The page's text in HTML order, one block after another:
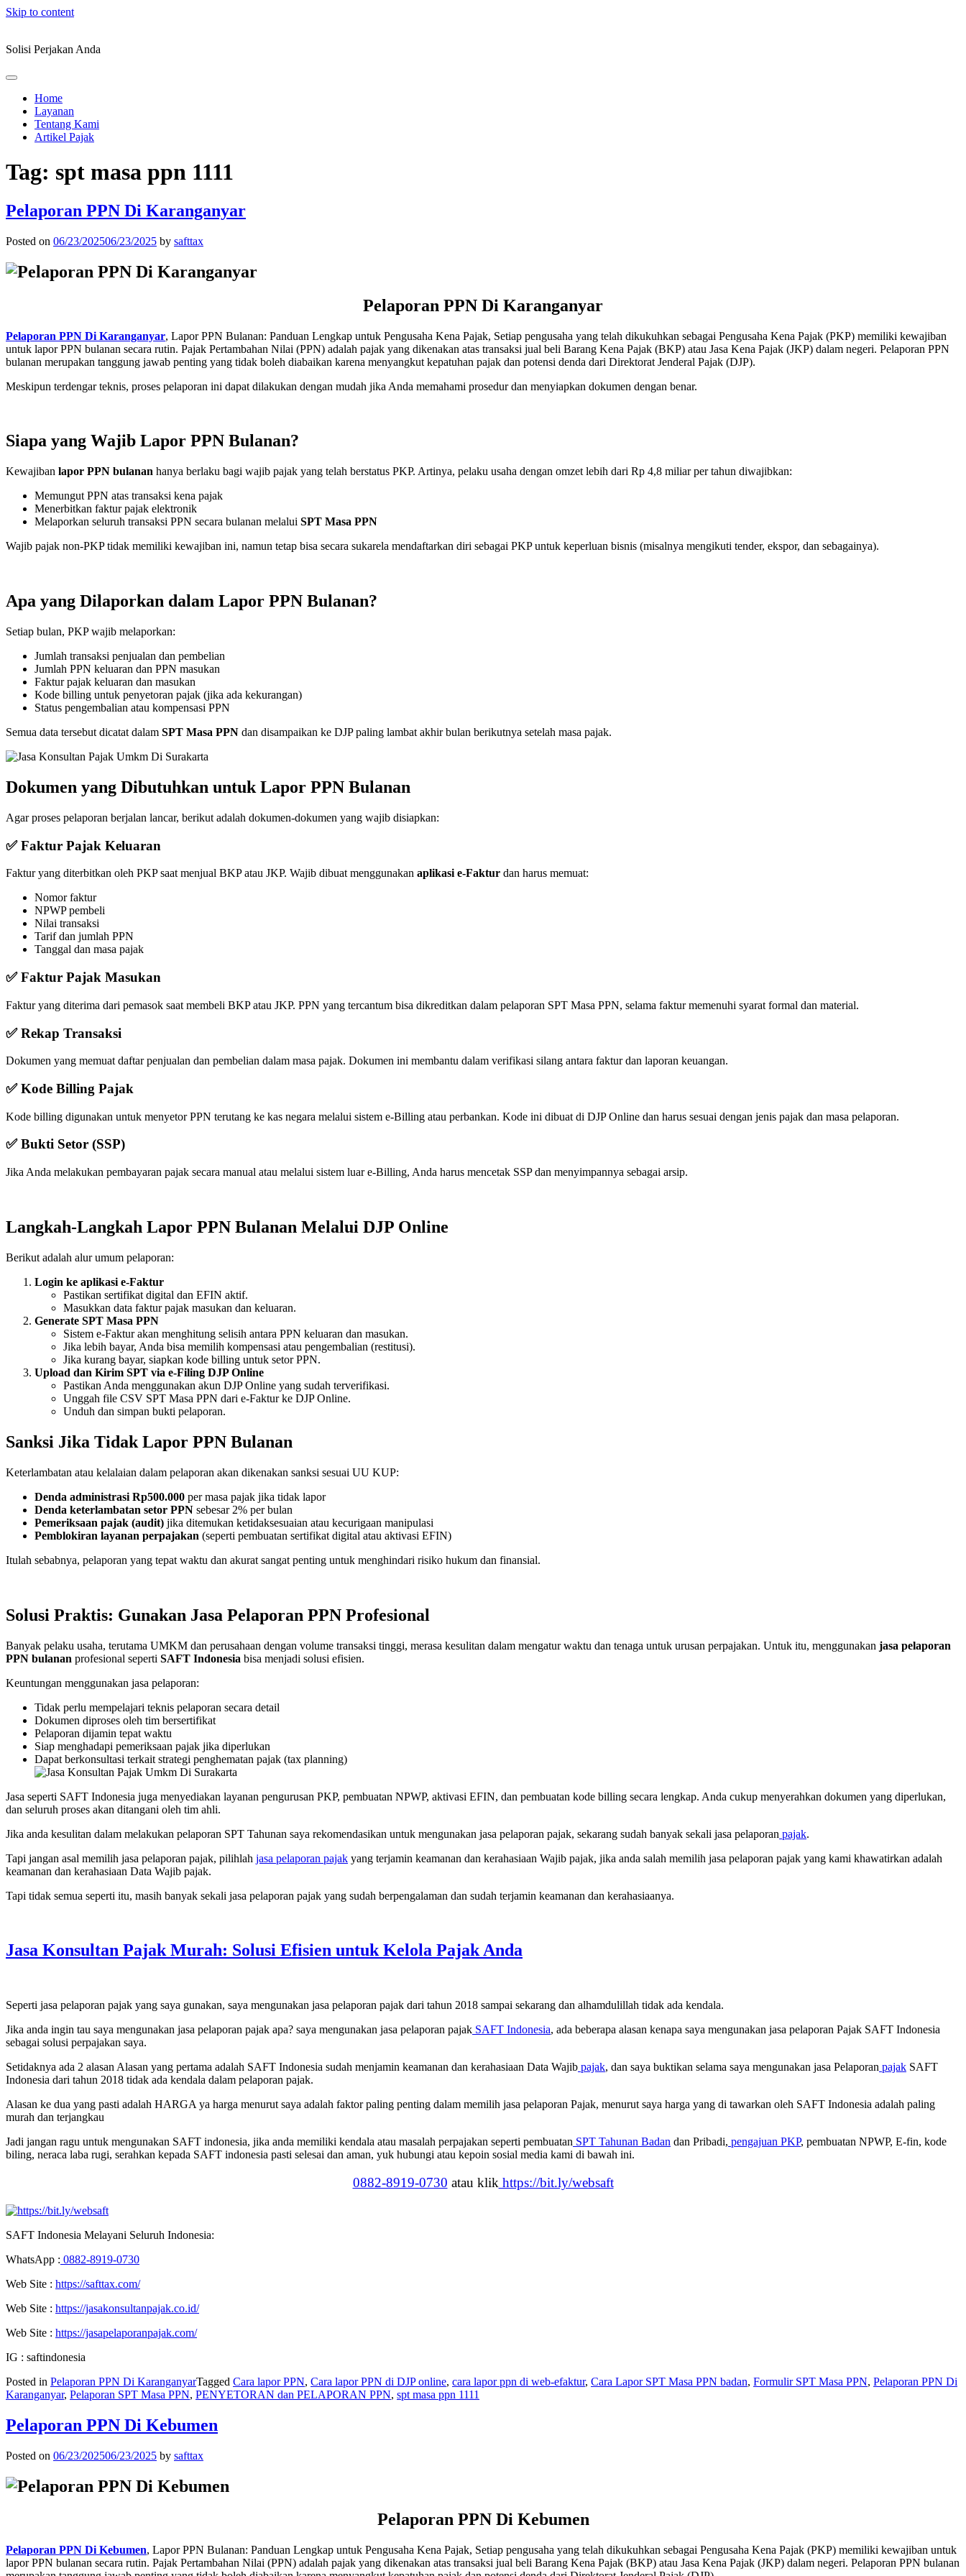
Skip to content
Solisi Perjakan Anda
Home
Layanan
Tentang Kami
Artikel Pajak
Tag: spt masa ppn 1111
Pelaporan PPN Di Karanganyar
Posted on 06/23/202506/23/2025 by safttax
Pelaporan PPN Di Karanganyar
Pelaporan PPN Di Karanganyar, Lapor PPN Bulanan: Panduan Lengkap untuk Pengusaha Kena Pajak, Setiap pengusaha yang telah dikukuhkan sebagai Pengusaha Kena Pajak (PKP) memiliki kewajiban
untuk lapor PPN bulanan secara rutin. Pajak Pertambahan Nilai (PPN) adalah pajak yang dikenakan atas transaksi jual beli Barang Kena Pajak (BKP) atau Jasa Kena Pajak (JKP) dalam negeri. Pelaporan PPN
bulanan merupakan tanggung jawab penting yang tidak boleh diabaikan karena menyangkut kepatuhan pajak dan potensi denda dari Direktorat Jenderal Pajak (DJP).
Meskipun terdengar teknis, proses pelaporan ini dapat dilakukan dengan mudah jika Anda memahami prosedur dan menyiapkan dokumen dengan benar.
Siapa yang Wajib Lapor PPN Bulanan?
Kewajiban lapor PPN bulanan hanya berlaku bagi wajib pajak yang telah berstatus PKP. Artinya, pelaku usaha dengan omzet lebih dari Rp 4,8 miliar per tahun diwajibkan:
Memungut PPN atas transaksi kena pajak
Menerbitkan faktur pajak elektronik
Melaporkan seluruh transaksi PPN secara bulanan melalui SPT Masa PPN
Wajib pajak non-PKP tidak memiliki kewajiban ini, namun tetap bisa secara sukarela mendaftarkan diri sebagai PKP untuk keperluan bisnis (misalnya mengikuti tender, ekspor, dan sebagainya).
Apa yang Dilaporkan dalam Lapor PPN Bulanan?
Setiap bulan, PKP wajib melaporkan:
Jumlah transaksi penjualan dan pembelian
Jumlah PPN keluaran dan PPN masukan
Faktur pajak keluaran dan masukan
Kode billing untuk penyetoran pajak (jika ada kekurangan)
Status pengembalian atau kompensasi PPN
Semua data tersebut dicatat dalam SPT Masa PPN dan disampaikan ke DJP paling lambat akhir bulan berikutnya setelah masa pajak.
Dokumen yang Dibutuhkan untuk Lapor PPN Bulanan
Agar proses pelaporan berjalan lancar, berikut adalah dokumen-dokumen yang wajib disiapkan:
✅ Faktur Pajak Keluaran
Faktur yang diterbitkan oleh PKP saat menjual BKP atau JKP. Wajib dibuat menggunakan aplikasi e-Faktur dan harus memuat:
Nomor faktur
NPWP pembeli
Nilai transaksi
Tarif dan jumlah PPN
Tanggal dan masa pajak
✅ Faktur Pajak Masukan
Faktur yang diterima dari pemasok saat membeli BKP atau JKP. PPN yang tercantum bisa dikreditkan dalam pelaporan SPT Masa PPN, selama faktur memenuhi syarat formal dan material.
✅ Rekap Transaksi
Dokumen yang memuat daftar penjualan dan pembelian dalam masa pajak. Dokumen ini membantu dalam verifikasi silang antara faktur dan laporan keuangan.
✅ Kode Billing Pajak
Kode billing digunakan untuk menyetor PPN terutang ke kas negara melalui sistem e-Billing atau perbankan. Kode ini dibuat di DJP Online dan harus sesuai dengan jenis pajak dan masa pelaporan.
✅ Bukti Setor (SSP)
Jika Anda melakukan pembayaran pajak secara manual atau melalui sistem luar e-Billing, Anda harus mencetak SSP dan menyimpannya sebagai arsip.
Langkah-Langkah Lapor PPN Bulanan Melalui DJP Online
Berikut adalah alur umum pelaporan:
Login ke aplikasi e-Faktur
Pastikan sertifikat digital dan EFIN aktif.
Masukkan data faktur pajak masukan dan keluaran.
Generate SPT Masa PPN
Sistem e-Faktur akan menghitung selisih antara PPN keluaran dan masukan.
Jika lebih bayar, Anda bisa memilih kompensasi atau pengembalian (restitusi).
Jika kurang bayar, siapkan kode billing untuk setor PPN.
Upload dan Kirim SPT via e-Filing DJP Online
Pastikan Anda menggunakan akun DJP Online yang sudah terverifikasi.
Unggah file CSV SPT Masa PPN dari e-Faktur ke DJP Online.
Unduh dan simpan bukti pelaporan.
Sanksi Jika Tidak Lapor PPN Bulanan
Keterlambatan atau kelalaian dalam pelaporan akan dikenakan sanksi sesuai UU KUP:
Denda administrasi Rp500.000 per masa pajak jika tidak lapor
Denda keterlambatan setor PPN sebesar 2% per bulan
Pemeriksaan pajak (audit) jika ditemukan ketidaksesuaian atau kecurigaan manipulasi
Pemblokiran layanan perpajakan (seperti pembuatan sertifikat digital atau aktivasi EFIN)
Itulah sebabnya, pelaporan yang tepat waktu dan akurat sangat penting untuk menghindari risiko hukum dan finansial.
Solusi Praktis: Gunakan Jasa Pelaporan PPN Profesional
Banyak pelaku usaha, terutama UMKM dan perusahaan dengan volume transaksi tinggi, merasa kesulitan dalam mengatur waktu dan tenaga untuk urusan perpajakan. Untuk itu, menggunakan jasa pelaporan
PPN bulanan profesional seperti SAFT Indonesia bisa menjadi solusi efisien.
Keuntungan menggunakan jasa pelaporan:
Tidak perlu mempelajari teknis pelaporan secara detail
Dokumen diproses oleh tim bersertifikat
Pelaporan dijamin tepat waktu
Siap menghadapi pemeriksaan pajak jika diperlukan
Dapat berkonsultasi terkait strategi penghematan pajak (tax planning)
Jasa seperti SAFT Indonesia juga menyediakan layanan pengurusan PKP, pembuatan NPWP, aktivasi EFIN, dan pembuatan kode billing secara lengkap. Anda cukup menyerahkan dokumen yang diperlukan,
dan seluruh proses akan ditangani oleh tim ahli.
Jika anda kesulitan dalam melakukan pelaporan SPT Tahunan saya rekomendasikan untuk mengunakan jasa pelaporan pajak, sekarang sudah banyak sekali jasa pelaporan pajak.
Tapi jangan asal memilih jasa pelaporan pajak, pilihlah jasa pelaporan pajak yang terjamin keamanan dan kerahasiaan Wajib pajak, jika anda salah memilih jasa pelaporan pajak yang kami khawatirkan adalah
keamanan dan kerahasiaan Data Wajib pajak.
Tapi tidak semua seperti itu, masih banyak sekali jasa pelaporan pajak yang sudah berpengalaman dan sudah terjamin keamanan dan kerahasiaanya.
Jasa Konsultan Pajak Murah: Solusi Efisien untuk Kelola Pajak Anda
Seperti jasa pelaporan pajak yang saya gunakan, saya mengunakan jasa pelaporan pajak dari tahun 2018 sampai sekarang dan alhamdulillah tidak ada kendala.
Jika anda ingin tau saya mengunakan jasa pelaporan pajak apa? saya mengunakan jasa pelaporan pajak SAFT Indonesia, ada beberapa alasan kenapa saya mengunakan jasa pelaporan Pajak SAFT Indonesia
sebagai solusi perpajakan saya.
Setidaknya ada 2 alasan Alasan yang pertama adalah SAFT Indonesia sudah menjamin keamanan dan kerahasiaan Data Wajib pajak, dan saya buktikan selama saya mengunakan jasa Pelaporan pajak SAFT
Indonesia dari tahun 2018 tidak ada kendala dalam pelaporan pajak.
Alasan ke dua yang pasti adalah HARGA ya harga menurut saya adalah faktor paling penting dalam memilih jasa pelaporan Pajak, menurut saya harga yang di tawarkan oleh SAFT Indonesia adalah paling
murah dan terjangkau
Jadi jangan ragu untuk mengunakan SAFT indonesia, jika anda memiliki kendala atau masalah perpajakan seperti pembuatan SPT Tahunan Badan dan Pribadi, pengajuan PKP, pembuatan NPWP, E-fin, kode
biling, neraca laba rugi, serahkan kepada SAFT indonesia pasti selesai dan aman, yuk hubungi atau kepoin sosial media kami di bawah ini.
0882-8919-0730 atau klik https://bit.ly/websaft
SAFT Indonesia Melayani Seluruh Indonesia:
WhatsApp : 0882-8919-0730
Web Site : https://safttax.com/
Web Site : https://jasakonsultanpajak.co.id/
Web Site : https://jasapelaporanpajak.com/
IG : saftindonesia
Posted in Pelaporan PPN Di KaranganyarTagged Cara lapor PPN, Cara lapor PPN di DJP online, cara lapor ppn di web-efaktur, Cara Lapor SPT Masa PPN badan, Formulir SPT Masa PPN, Pelaporan PPN Di
Karanganyar, Pelaporan SPT Masa PPN, PENYETORAN dan PELAPORAN PPN, spt masa ppn 1111
Pelaporan PPN Di Kebumen
Posted on 06/23/202506/23/2025 by safttax
Pelaporan PPN Di Kebumen
Pelaporan PPN Di Kebumen, Lapor PPN Bulanan: Panduan Lengkap untuk Pengusaha Kena Pajak, Setiap pengusaha yang telah dikukuhkan sebagai Pengusaha Kena Pajak (PKP) memiliki kewajiban untuk
lapor PPN bulanan secara rutin. Pajak Pertambahan Nilai (PPN) adalah pajak yang dikenakan atas transaksi jual beli Barang Kena Pajak (BKP) atau Jasa Kena Pajak (JKP) dalam negeri. Pelaporan PPN bulanan